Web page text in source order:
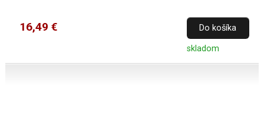
16,49 € Do košíka
skladom